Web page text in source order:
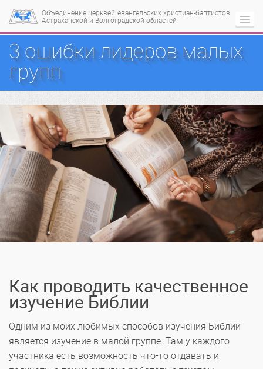
Объединение церквей евангельских христиан-баптистов
Астраханской и Волгоградской областей
3 ошибки лидеров малых
групп
Как проводить качественное
изучение Библии
Одним из моих любимых способов изучения Библии
является изучение в малой группе. Там у каждого
участника есть возможность что-то отдавать и